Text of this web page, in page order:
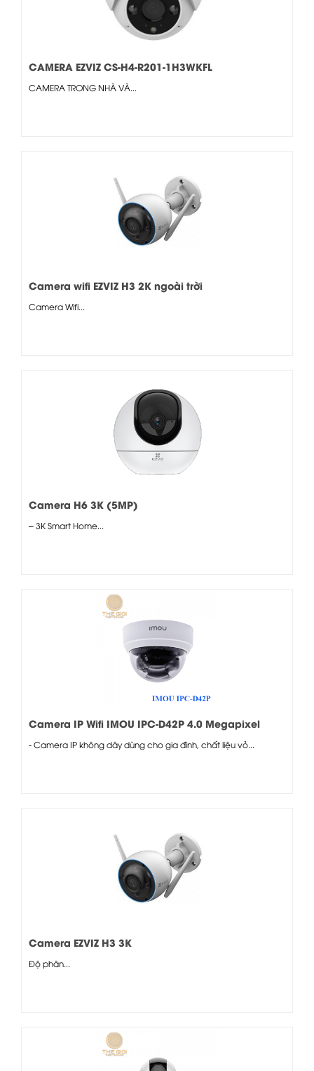
CAMERA EZVIZ CS-H4-R201-1H3WKFL
CAMERA TRONG NHÀ VÀ...
Camera wifi EZVIZ H3 2K ngoài trời
Camera Wifi...
Camera H6 3K (5MP)
– 3K Smart Home...
Camera IP Wifi IMOU IPC-D42P 4.0 Megapixel
- Camera IP không dây dùng cho gia đình, chất liệu vỏ...
Camera EZVIZ H3 3K
Độ phân...